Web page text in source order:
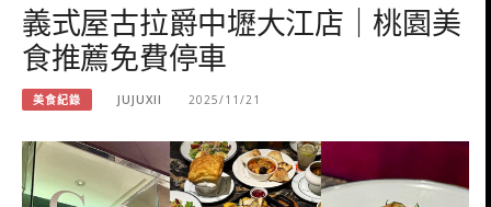
義式屋古拉爵中壢大江店｜桃園美
食推薦免費停車
美食紀錄 JUJUXII 2025/11/21